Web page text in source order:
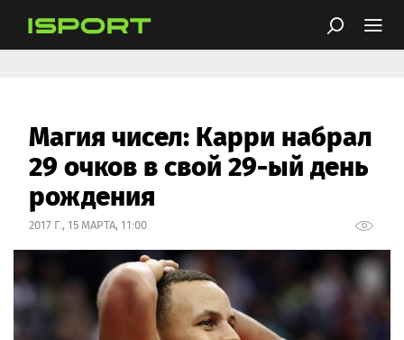
Магия чисел: Карри набрал
29 очков в свой 29-ый день
рождения
2017 Г., 15 МАРТА, 11:00